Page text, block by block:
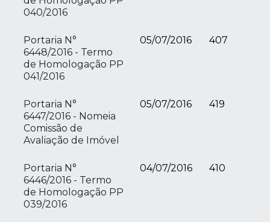
040/2016
Portaria N°
6448/2016 - Termo
de Homologação PP
041/2016
05/07/2016 407
Portaria N°
6447/2016 - Nomeia
Comissão de
Avaliação de Imóvel
05/07/2016 419
Portaria N°
6446/2016 - Termo
de Homologação PP
039/2016
04/07/2016 410